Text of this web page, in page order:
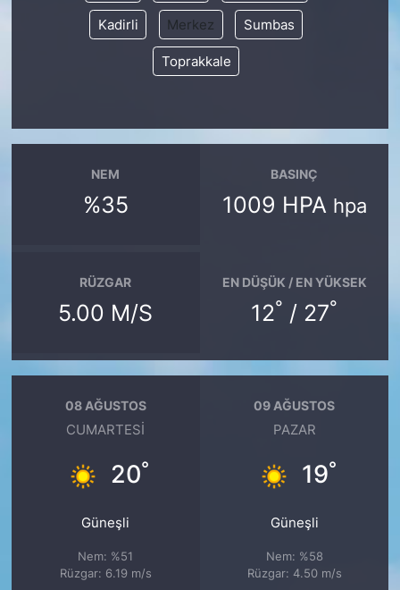
Kadirli Merkez Sumbas
Toprakkale
NEM
%35
BASINÇ
1009 HPA hpa
RÜZGAR
5.00 M/S
EN DÜŞÜK / EN YÜKSEK
12° / 27°
08 AĞUSTOS
CUMARTESI
20°
Güneşli
Nem: %51
Rüzgar: 6.19 m/s
09 AĞUSTOS
PAZAR
19°
Güneşli
Nem: %58
Rüzgar: 4.50 m/s
SON DAKİKA HABERİ
VİDEO GALERİ